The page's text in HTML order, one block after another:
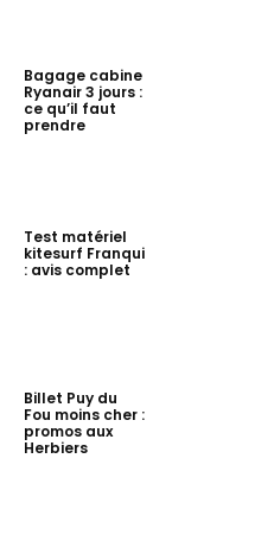
Bagage cabine
Ryanair 3 jours :
ce qu’il faut
prendre
Test matériel
kitesurf Franqui
: avis complet
Billet Puy du
Fou moins cher :
promos aux
Herbiers